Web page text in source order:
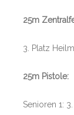
25m
3. Platz
25m Pistole:
Senioren 1: